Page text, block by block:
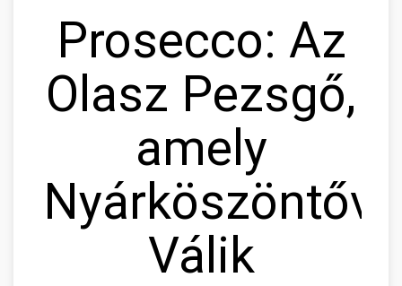
Prosecco: Az
Olasz Pezsgő,
amely
Nyárköszöntővé
Válik